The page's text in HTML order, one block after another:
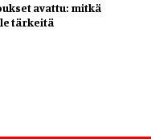
avattu: mitkä
tärkeitä